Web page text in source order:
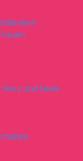
und Seele